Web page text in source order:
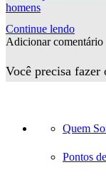
homens
Continue lendo
Adicionar comentário
Você precisa fazer
Quem
Pontos